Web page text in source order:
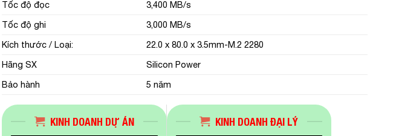
Tốc độ đọc
3,400 MB/s
Tốc độ ghi
3,000 MB/s
Kích thước / Loại:
22.0 x 80.0 x 3.5mm-M.2 2280
Hãng SX
Silicon Power
Bảo hành
5 năm
KINH DOANH DỰ ÁN KINH DOANH ĐẠI LÝ